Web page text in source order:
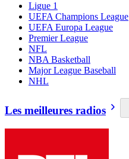
Ligue 1
UEFA Champions League
UEFA Europa League
Premier League
NFL
NBA Basketball
Major League Baseball
NHL
Les meilleures radios